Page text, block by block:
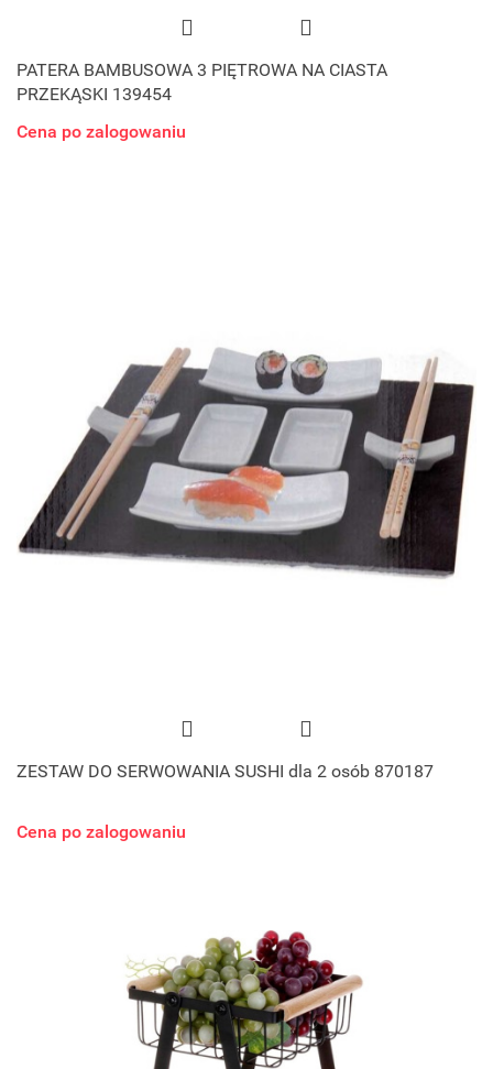
PATERA BAMBUSOWA 3 PIĘTROWA NA CIASTA
PRZEKĄSKI 139454
Cena po zalogowaniu
ZESTAW DO SERWOWANIA SUSHI dla 2 osób 870187
Cena po zalogowaniu